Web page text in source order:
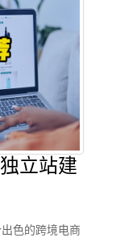
立站建
色的跨境电商